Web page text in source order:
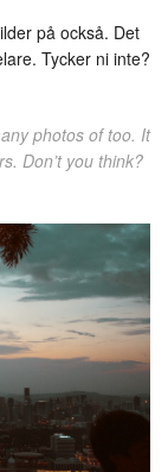
på också. Det
Tycker ni inte?
photos of too. It
Don’t you think?